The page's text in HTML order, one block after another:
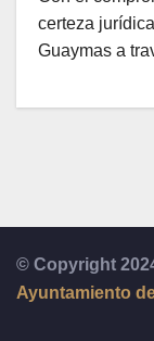
certeza
Guaymas a
© Copyright
Ayuntamiento